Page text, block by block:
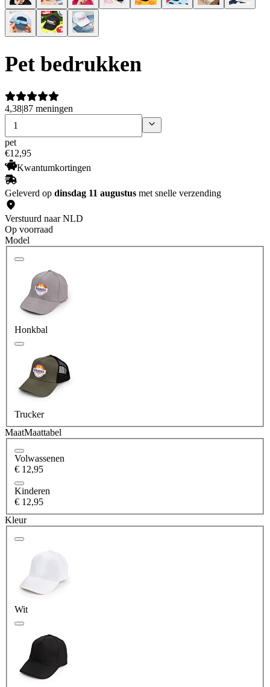
Pet bedrukken
4,38|87 meningen
pet
€12,95
Kwantumkortingen
Geleverd op dinsdag 11 augustus met snelle verzending
Verstuurd naar NLD
Op voorraad
Model
Honkbal
Trucker
MaatMaattabel
Volwassenen
€ 12,95
Kinderen
€ 12,95
Kleur
Wit